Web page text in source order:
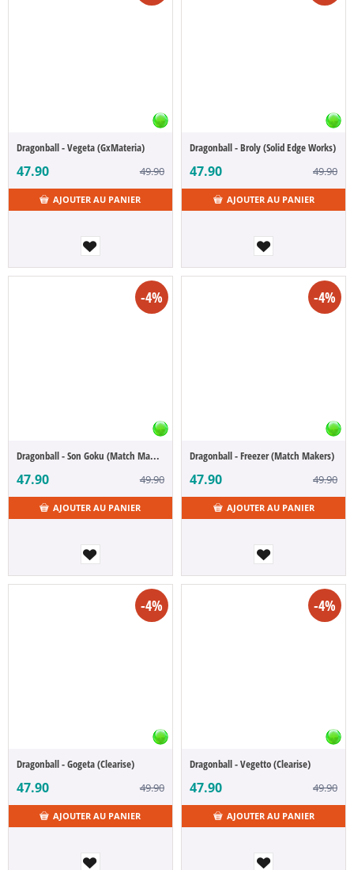
Dragonball - Vegeta (GxMateria)
47.90 49.90
AJOUTER AU PANIER
Dragonball - Broly (Solid Edge Works)
47.90 49.90
AJOUTER AU PANIER
-4%
Dragonball - Son Goku (Match Makers)
47.90 49.90
AJOUTER AU PANIER
-4%
Dragonball - Freezer (Match Makers)
47.90 49.90
AJOUTER AU PANIER
-4%
Dragonball - Gogeta (Clearise)
47.90 49.90
AJOUTER AU PANIER
-4%
Dragonball - Vegetto (Clearise)
47.90 49.90
AJOUTER AU PANIER